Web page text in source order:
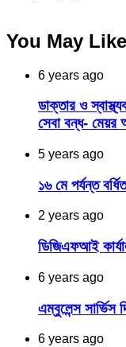
You May Like
6 years ago
ডাক্তার ও
সেবা বন্ধ-
5 years ago
১৬ মে পর্যন্ত
2 years ago
ডিজিএফআই
6 years ago
এম্বুলেন্স সার্ভিস
6 years ago